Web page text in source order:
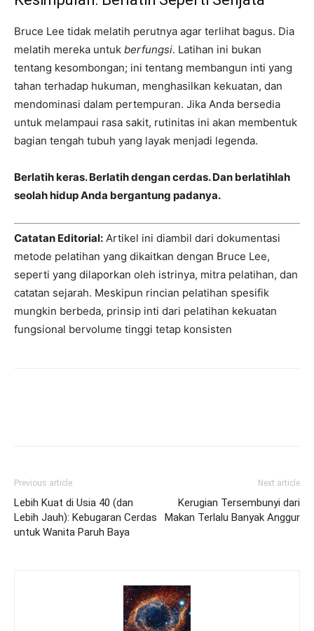
Bruce Lee tidak melatih perutnya agar terlihat bagus. Dia
melatih mereka untuk berfungsi. Latihan ini bukan
tentang kesombongan; ini tentang membangun inti yang
tahan terhadap hukuman, menghasilkan kekuatan, dan
mendominasi dalam pertempuran. Jika Anda bersedia
untuk melampaui rasa sakit, rutinitas ini akan membentuk
bagian tengah tubuh yang layak menjadi legenda.
Berlatih keras. Berlatih dengan cerdas. Dan berlatihlah
seolah hidup Anda bergantung padanya.
Catatan Editorial: Artikel ini diambil dari dokumentasi
metode pelatihan yang dikaitkan dengan Bruce Lee,
seperti yang dilaporkan oleh istrinya, mitra pelatihan, dan
catatan sejarah. Meskipun rincian pelatihan spesifik
mungkin berbeda, prinsip inti dari pelatihan kekuatan
fungsional bervolume tinggi tetap konsisten
Previous article
Lebih Kuat di Usia 40 (dan
Lebih Jauh): Kebugaran Cerdas
untuk Wanita Paruh Baya
Next article
Kerugian Tersembunyi dari
Makan Terlalu Banyak Anggur